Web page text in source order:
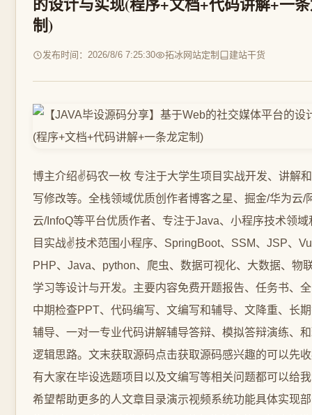
制)
发布时间：2026/8/6 7:25:30 拓冰网站定制 建站干货
博主介绍✌️码农一枚 专注于大学生项目实战开发、讲解
写修改等。全栈领域优质创作者博客之星、掘金/华为云/
云/InfoQ等平台优质作者、专注于Java、小程序技术领域
目实战✌️技术范围小程序、SpringBoot、SSM、JSP、
PHP、Java、python、爬虫、数据可视化、大数据、物
学习等设计与开发。主要内容免费开题报告、任务书、
中期检查PPT、代码编写、文编写和辅导、文降重、长
辅导、一对一专业代码讲解辅导答辩、模拟答辩演练、
逻辑思路。文末获取源码点击获取源码感兴趣的可以先
有大家在毕设选题项目以及文编写等相关问题都可以给
希望帮助更多的人文章目录演示视频系统功能具体实现